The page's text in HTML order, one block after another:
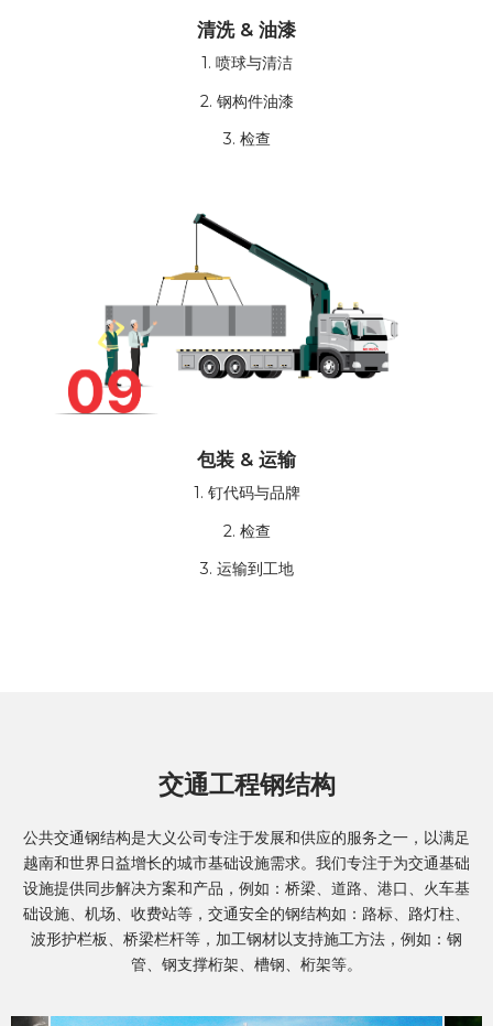
清洗 & 油漆
1. 喷球与清洁
2. 钢构件油漆
3. 检查
包装 & 运输
1. 钉代码与品牌
2. 检查
3. 运输到工地
交通工程钢结构
公共交通钢结构是大义公司专注于发展和供应的服务之一，以满足
越南和世界日益增长的城市基础设施需求。我们专注于为交通基础
设施提供同步解决方案和产品，例如：桥梁、道路、港口、火车基
础设施、机场、收费站等，交通安全的钢结构如：路标、路灯柱、
波形护栏板、桥梁栏杆等，加工钢材以支持施工方法，例如：钢
管、钢支撑桁架、槽钢、桁架等。